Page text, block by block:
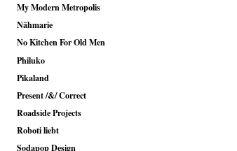
My Modern Metropolis
Nähmarie
No Kitchen For Old Men
Philuko
Pikaland
Present /&/ Correct
Roadside Projects
Roboti liebt
Sodapop Design